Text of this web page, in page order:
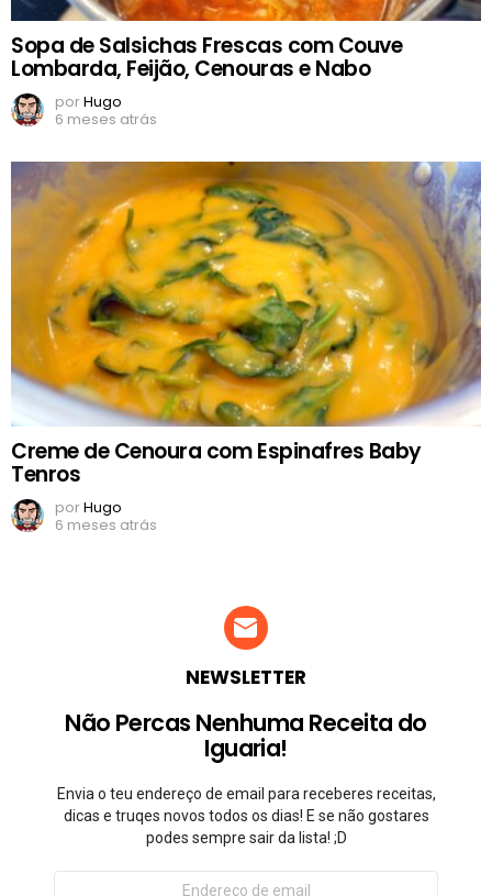
Sopa de Salsichas Frescas com Couve
Lombarda, Feijão, Cenouras e Nabo
porHugo
6 meses atrás
Creme de Cenoura com Espinafres Baby
Tenros
porHugo
6 meses atrás
NEWSLETTER
Não Percas Nenhuma Receita do
Iguaria!
Envia o teu endereço de email para receberes receitas,
dicas e truqes novos todos os dias! E se não gostares
podes sempre sair da lista! ;D
Endereço